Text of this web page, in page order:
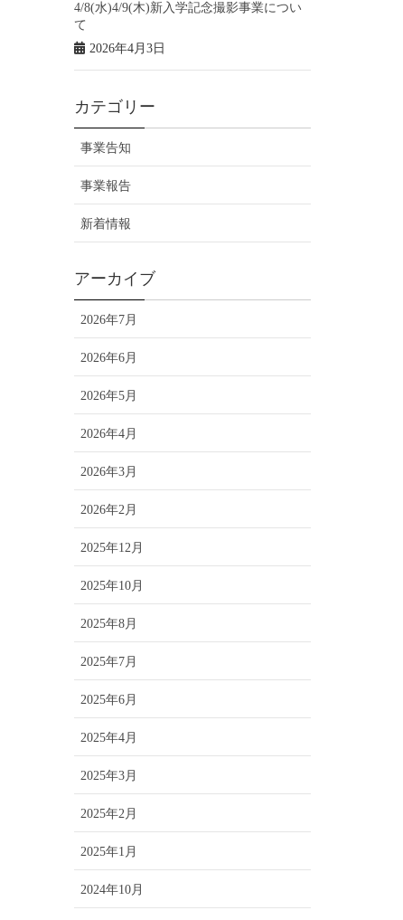
4/8(水)4/9(木)新入学記念撮影事業につい
て
2026年4月3日
カテゴリー
事業告知
事業報告
新着情報
アーカイブ
2026年7月
2026年6月
2026年5月
2026年4月
2026年3月
2026年2月
2025年12月
2025年10月
2025年8月
2025年7月
2025年6月
2025年4月
2025年3月
2025年2月
2025年1月
2024年10月